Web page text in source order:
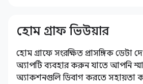
হোম গ্রাফ ভিউয়ার
হোম গ্রাফে সংরক্ষিত প্রাসঙ্গিক ডেটা
অ্যাপটি ব্যবহার করুন যাতে আপনি
অ্যাকশনগুলি ডিবাগ করতে সহায়তা